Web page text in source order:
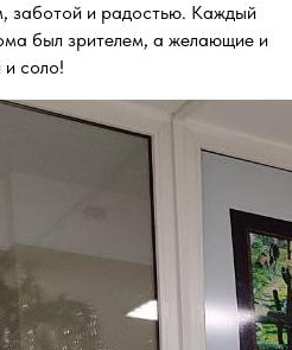
заботой и радостью. Каждый
был зрителем, а желающие и
и соло!